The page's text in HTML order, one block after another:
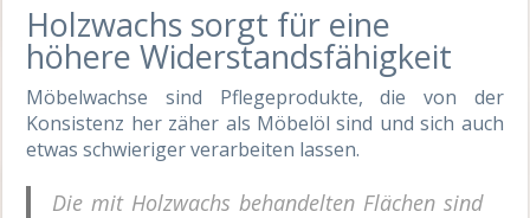
Holzwachs sorgt für eine
höhere Widerstandsfähigkeit
Möbelwachse sind Pflegeprodukte, die von der
Konsistenz her zäher als Möbelöl sind und sich auch
etwas schwieriger verarbeiten lassen.
Die mit Holzwachs behandelten Flächen sind